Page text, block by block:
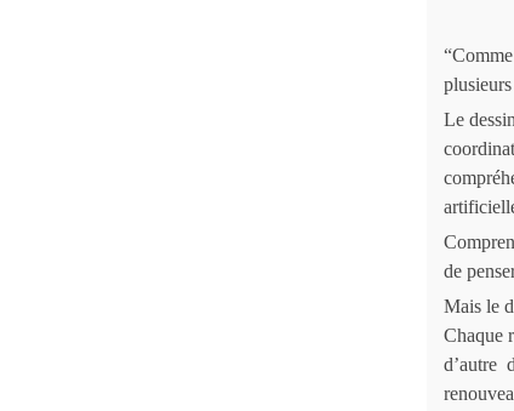
Le
de
Mais le
Chaque
d’autre